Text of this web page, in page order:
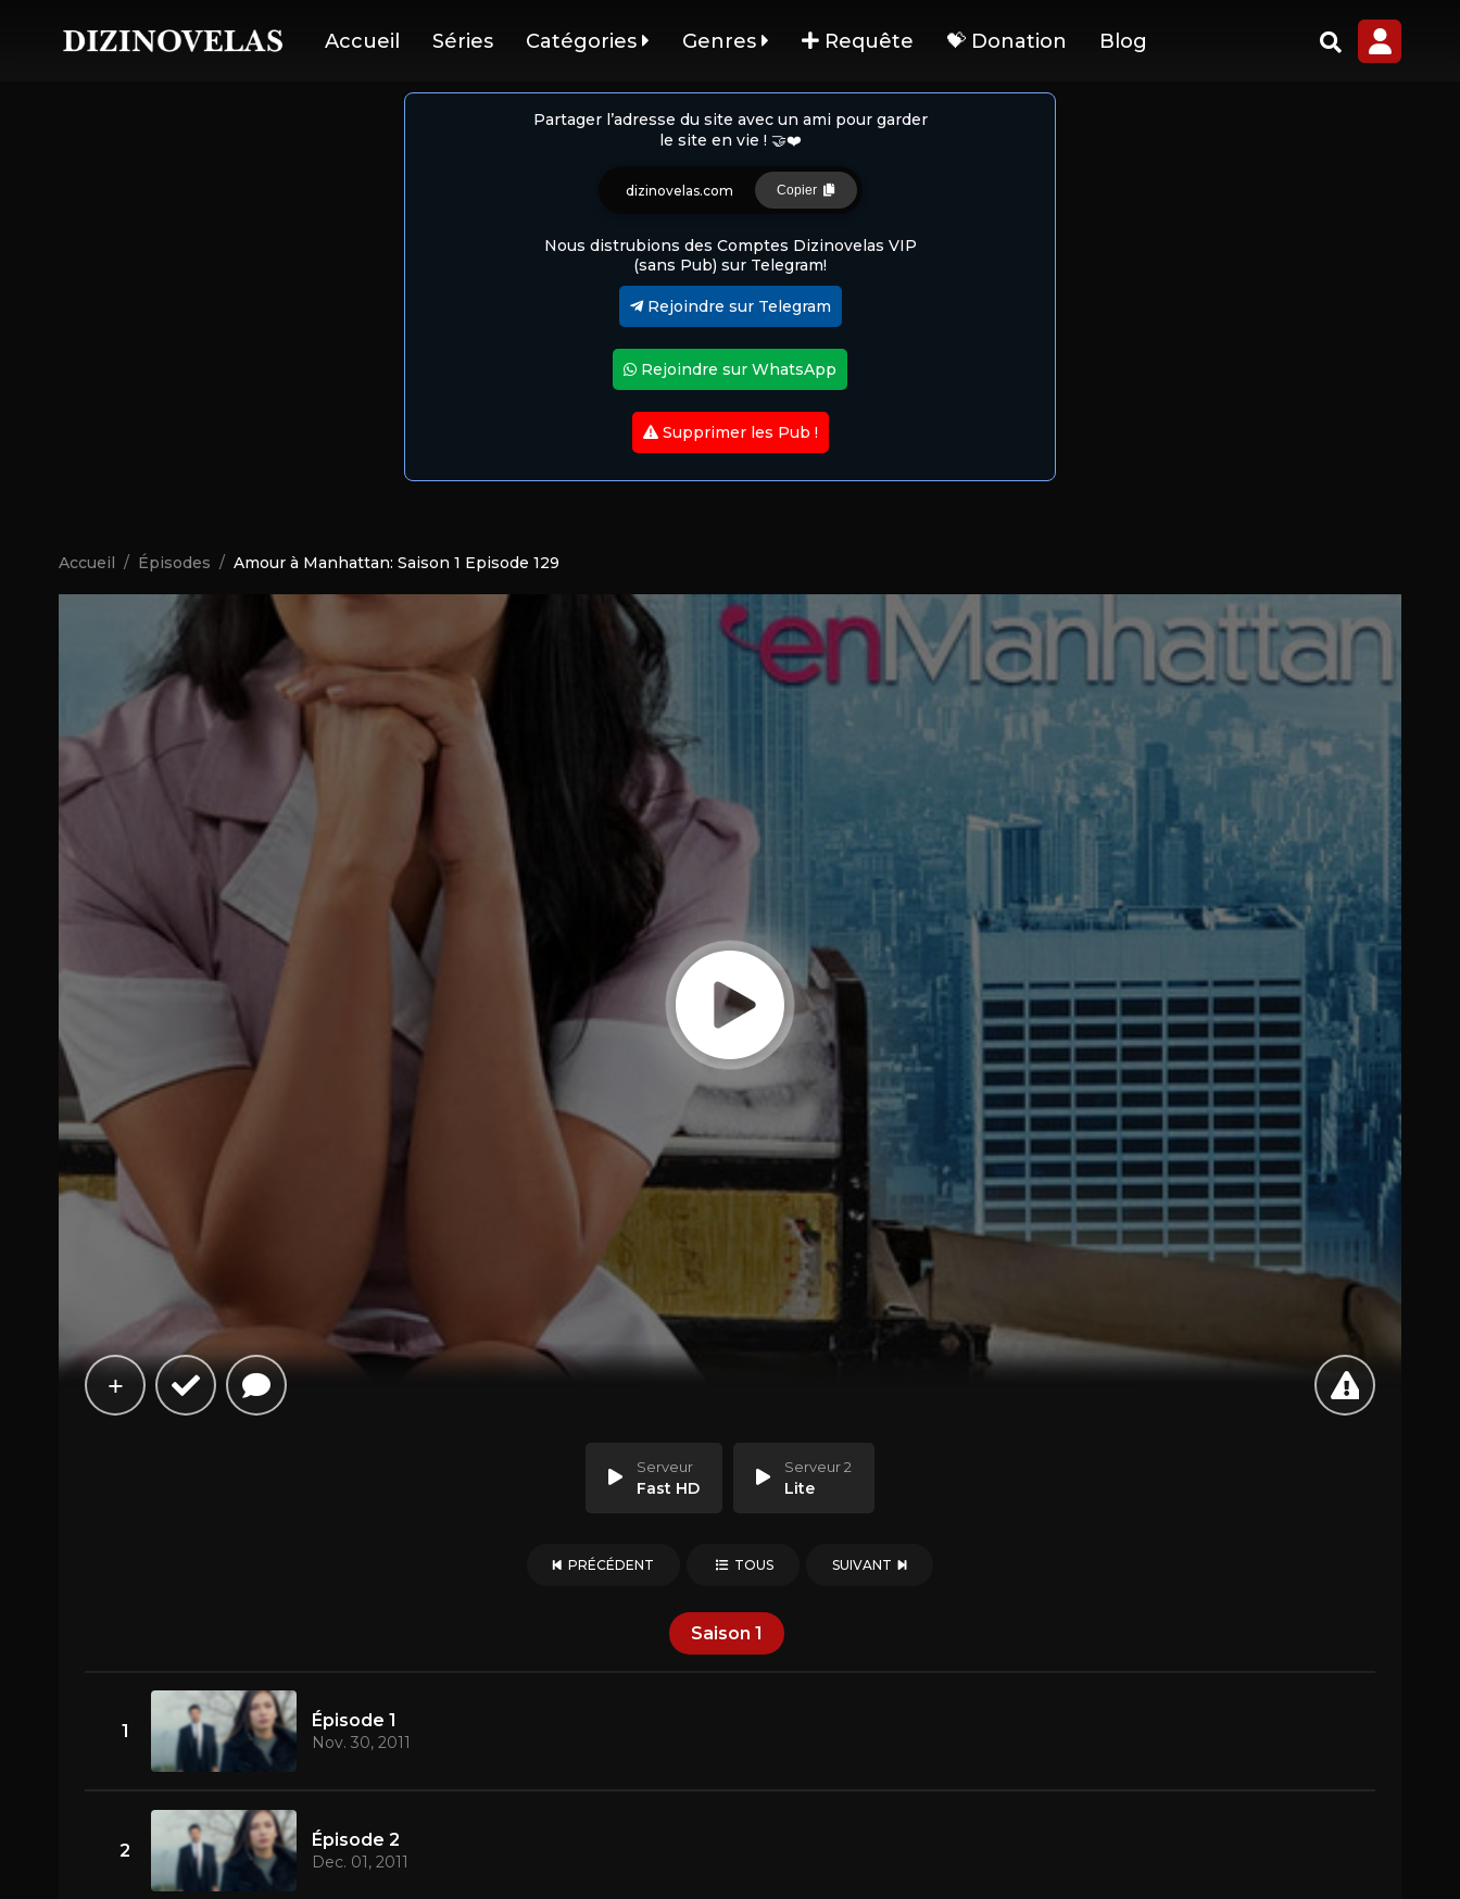
Accueil Séries Catégories Genres Requête 💝 Donation Blog
Partager l’adresse du site avec un ami pour garder
le site en vie ! 🤝❤️
dizinovelas.com Copier
Nous distrubions des Comptes Dizinovelas VIP
(sans Pub) sur Telegram!
Rejoindre sur Telegram
Rejoindre sur WhatsApp
Supprimer les Pub !
Accueil Épisodes Amour à Manhattan: Saison 1 Episode 129
Serveur
Fast HD
Serveur 2
Lite
PRÉCÉDENT TOUS SUIVANT
Saison 1
1
Épisode 1
Nov. 30, 2011
2
Épisode 2
Dec. 01, 2011